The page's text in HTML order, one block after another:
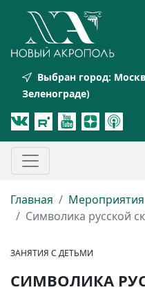
Выбран город:
Зеленограде)
Главная Мероприятия
Символика русской
ЗАНЯТИЯ С ДЕТЬМИ
СИМВОЛИКА